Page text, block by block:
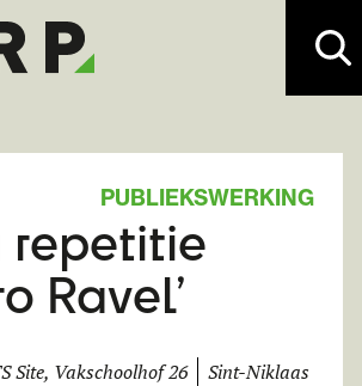
PUBLIEKSWERKING
repetitie
Ravel’
Site, Vakschoolhof 26 Sint-Niklaas